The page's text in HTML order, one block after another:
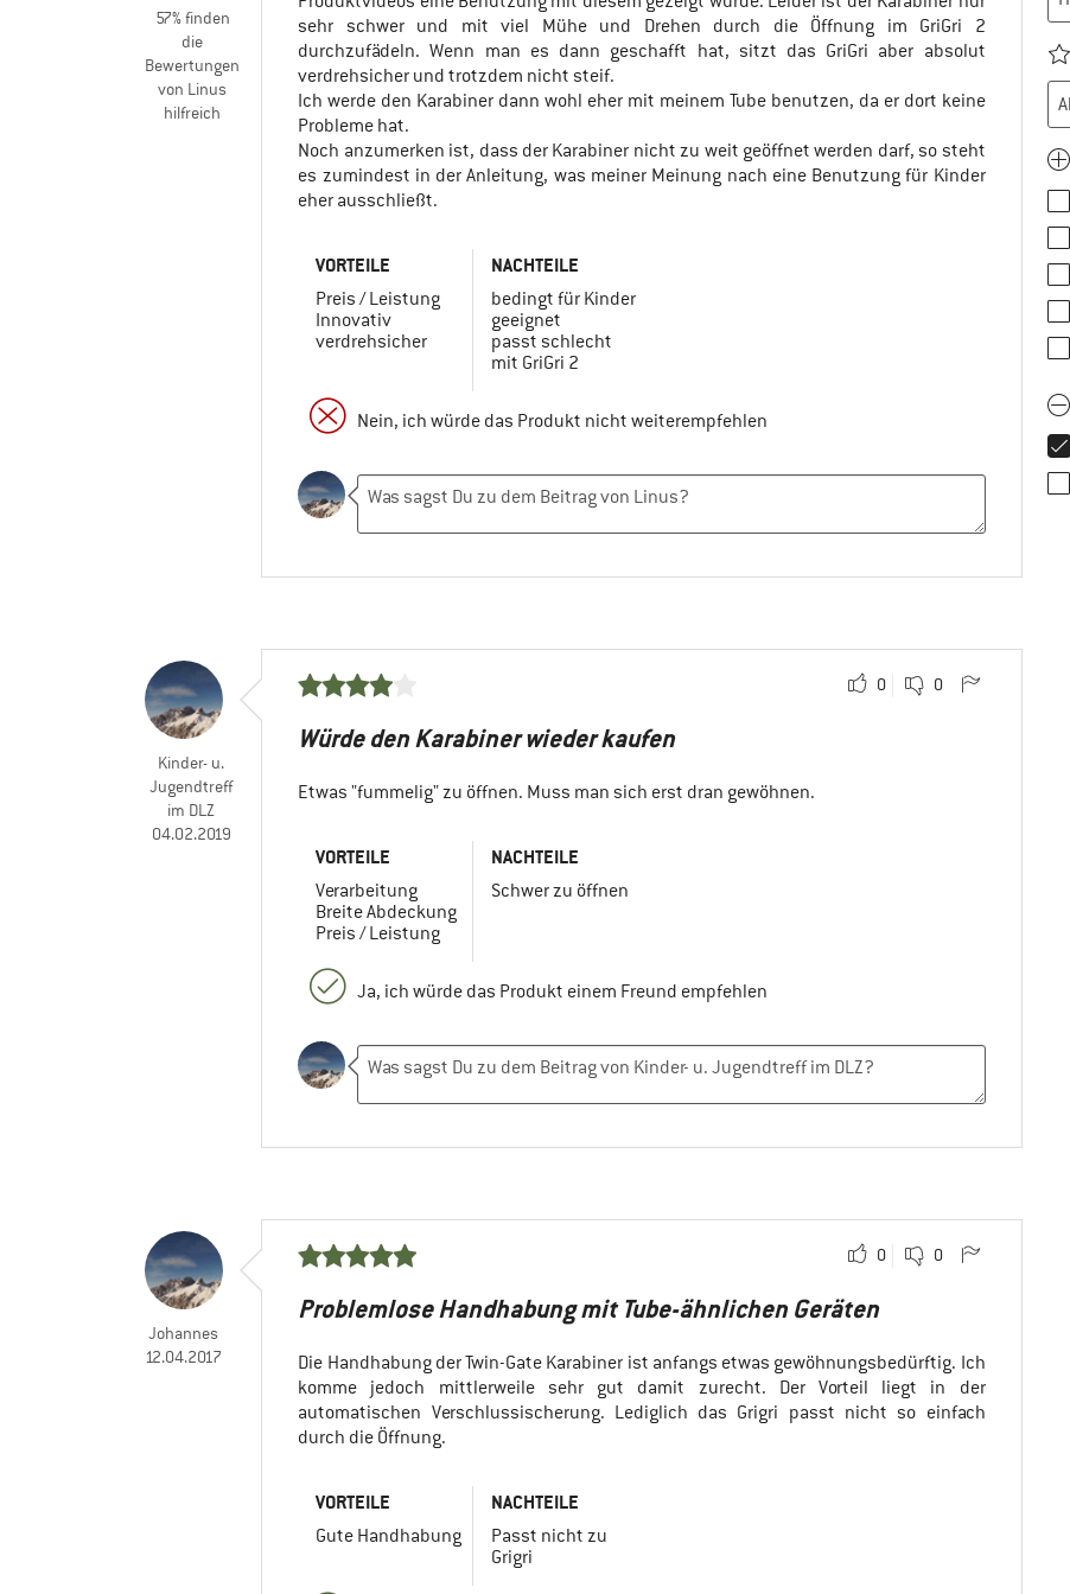
Gute Handhabung
Ja, ich würde das Produkt einem Freund empfehlen
57% finden
die
Bewertungen
von Linus
hilfreich
sehr schwer und mit viel Mühe und Drehen durch die Öffnung im GriGri 2
durchzufädeln. Wenn man es dann geschafft hat, sitzt das GriGri aber absolut
verdrehsicher und trotzdem nicht steif.
Ich werde den Karabiner dann wohl eher mit meinem Tube benutzen, da er dort keine
Probleme hat.
Noch anzumerken ist, dass der Karabiner nicht zu weit geöffnet werden darf, so steht
es zumindest in der Anleitung, was meiner Meinung nach eine Benutzung für Kinder
eher ausschließt.
VORTEILE
Preis / Leistung
Innovativ
verdrehsicher
NACHTEILE
bedingt für Kinder
geeignet
passt schlecht
mit GriGri 2
Nein, ich würde das Produkt nicht weiterempfehlen
Kinder- u.
Jugendtreff
im DLZ
04.02.2019
0 0
Würde den Karabiner wieder kaufen
Etwas "fummelig" zu öffnen. Muss man sich erst dran gewöhnen.
VORTEILE
Verarbeitung
Breite Abdeckung
Preis / Leistung
NACHTEILE
Schwer zu öffnen
Ja, ich würde das Produkt einem Freund empfehlen
Johannes
12.04.2017
0 0
Problemlose Handhabung mit Tube-ähnlichen Geräten
Die Handhabung der Twin-Gate Karabiner ist anfangs etwas gewöhnungsbedürftig. Ich
komme jedoch mittlerweile sehr gut damit zurecht. Der Vorteil liegt in der
automatischen Verschlussischerung. Lediglich das Grigri passt nicht so einfach
durch die Öffnung.
VORTEILE
Gute Handhabung
NACHTEILE
Passt nicht zu
Grigri